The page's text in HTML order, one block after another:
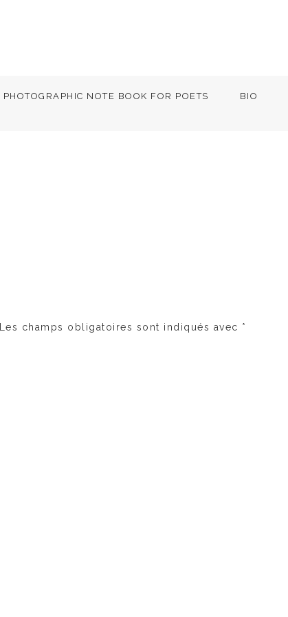
PHOTOGRAPHIC NOTE BOOK FOR POETS BIO
Les champs obligatoires sont indiqués avec *